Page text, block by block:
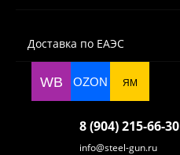
Доставка по ЕАЭС
WB OZON ЯМ
8 (904) 215-66-30
info@steel-gun.ru